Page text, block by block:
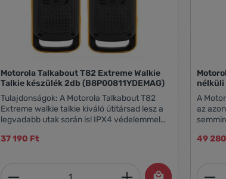
Motorola Talkabout T82 Extreme Walkie
Talkie készülék 2db (B8P00811YDEMAG)
Tulajdonságok: A Motorola Talkabout T82
Extreme walkie talkie kiváló útitársad lesz a
legvadabb utak során is! IPX4 védelemmel
időjárásálló, stabilan működik a nehéz
azonnal életre kel amint szükséged van az
adóvevőre, és megkönnyíti a kommunikációt.
37 190 Ft
Termékmennyiség: Adja meg a
nélküli
A
az
között
49